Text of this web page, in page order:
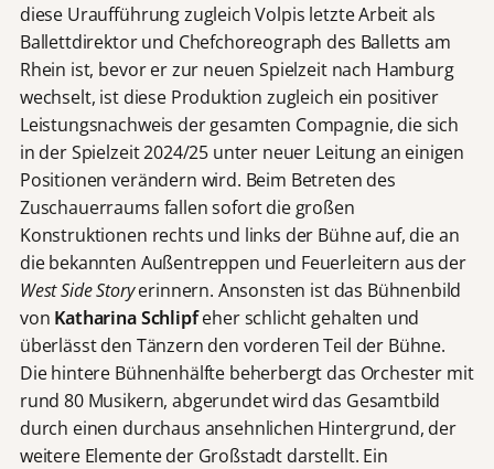
diese Uraufführung zugleich Volpis letzte Arbeit als
Ballettdirektor und Chefchoreograph des Balletts am
Rhein ist, bevor er zur neuen Spielzeit nach Hamburg
wechselt, ist diese Produktion zugleich ein positiver
Leistungsnachweis der gesamten Compagnie, die sich
in der Spielzeit 2024/25 unter neuer Leitung an einigen
Positionen verändern wird. Beim Betreten des
Zuschauerraums fallen sofort die großen
Konstruktionen rechts und links der Bühne auf, die an
die bekannten Außentreppen und Feuerleitern aus der
West Side Storyerinnern. Ansonsten ist das Bühnenbild
von Katharina Schlipfeher schlicht gehalten und
überlässt den Tänzern den vorderen Teil der Bühne.
Die hintere Bühnenhälfte beherbergt das Orchester mit
rund 80 Musikern, abgerundet wird das Gesamtbild
durch einen durchaus ansehnlichen Hintergrund, der
weitere Elemente der Großstadt darstellt. Ein